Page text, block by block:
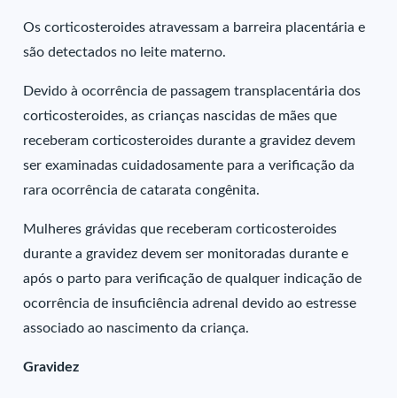
Os corticosteroides atravessam a barreira placentária e
são detectados no leite materno.
Devido à ocorrência de passagem transplacentária dos
corticosteroides, as crianças nascidas de mães que
receberam corticosteroides durante a gravidez devem
ser examinadas cuidadosamente para a verificação da
rara ocorrência de catarata congênita.
Mulheres grávidas que receberam corticosteroides
durante a gravidez devem ser monitoradas durante e
após o parto para verificação de qualquer indicação de
ocorrência de insuficiência adrenal devido ao estresse
associado ao nascimento da criança.
Gravidez